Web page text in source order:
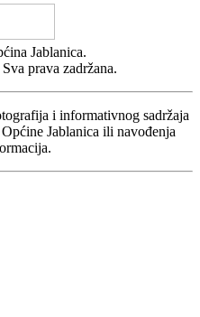
Jablanica.
prava zadržana.
i informativnog sadržaja
Jablanica ili navođenja